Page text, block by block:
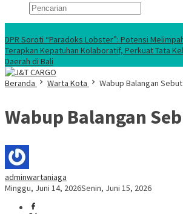
DPR Soroti “Paradoks Lobster”: Potensi
Terapkan Kepatuhan Kolaboratif, Perkuat Tata
Daerah di Bali
Beranda
Warta Kota Wabup Balangan
Wabup Balangan
adminwartaniaga
Minggu, Juni 14, 2026Senin, Juni 15, 2026